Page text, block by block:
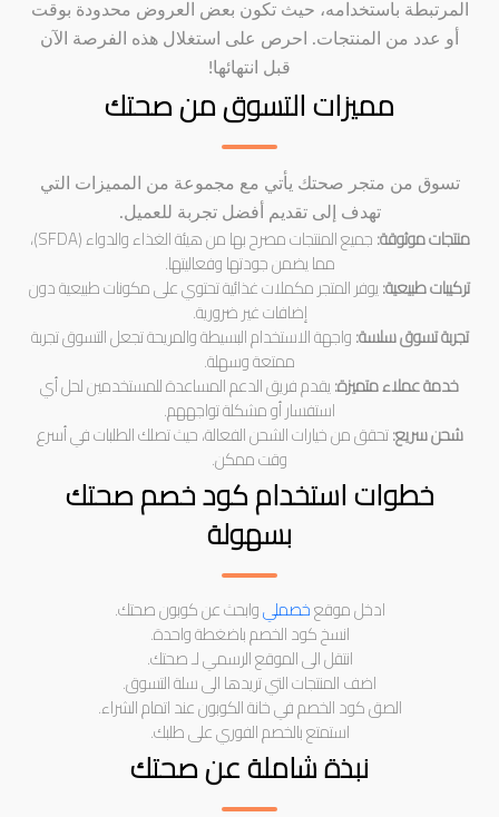
المرتبطة باستخدامه، حيث تكون بعض العروض محدودة بوقت
أو عدد من المنتجات. احرص على استغلال هذه الفرصة الآن
قبل انتهائها!
مميزات التسوق من صحتك
تسوق من متجر صحتك يأتي مع مجموعة من المميزات التي
تهدف إلى تقديم أفضل تجربة للعميل.
منتجات موثوقة: جميع المنتجات مصرح بها من هيئة الغذاء والدواء (SFDA)،
مما يضمن جودتها وفعاليتها.
تركيبات طبيعية:يوفر المتجر مكملات غذائية تحتوي على مكونات طبيعية دون
إضافات غير ضرورية.
تجربة تسوق سلسة:واجهة الاستخدام البسيطة والمريحة تجعل التسوق تجربة
ممتعة وسهلة.
خدمة عملاء متميزة:يقدم فريق الدعم المساعدة للمستخدمين لحل أي
استفسار أو مشكلة تواجههم.
شحن سريع:تحقق من خيارات الشحن الفعالة، حيث تصلك الطلبات في أسرع
وقت ممكن.
خطوات استخدام كود خصم صحتك
بسهولة
ادخل موقعخصمليوابحث عن كوبون صحتك.
انسخ كود الخصم باضغطة واحدة.
انتقل الى الموقع الرسمي لـ صحتك.
اضف المنتجات التي تريدها الى سلة التسوق.
الصق كود الخصم في خانة الكوبون عند اتمام الشراء.
استمتع بالخصم الفوري على طلبك.
نبذة شاملة عن صحتك